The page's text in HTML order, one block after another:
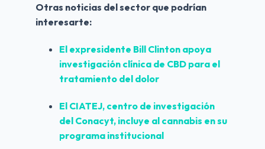
Otras noticias del sector que podrían
interesarte:
El expresidente Bill Clinton apoya
investigación clínica de CBD para el
tratamiento del dolor
El CIATEJ, centro de investigación
del Conacyt, incluye al cannabis en su
programa institucional